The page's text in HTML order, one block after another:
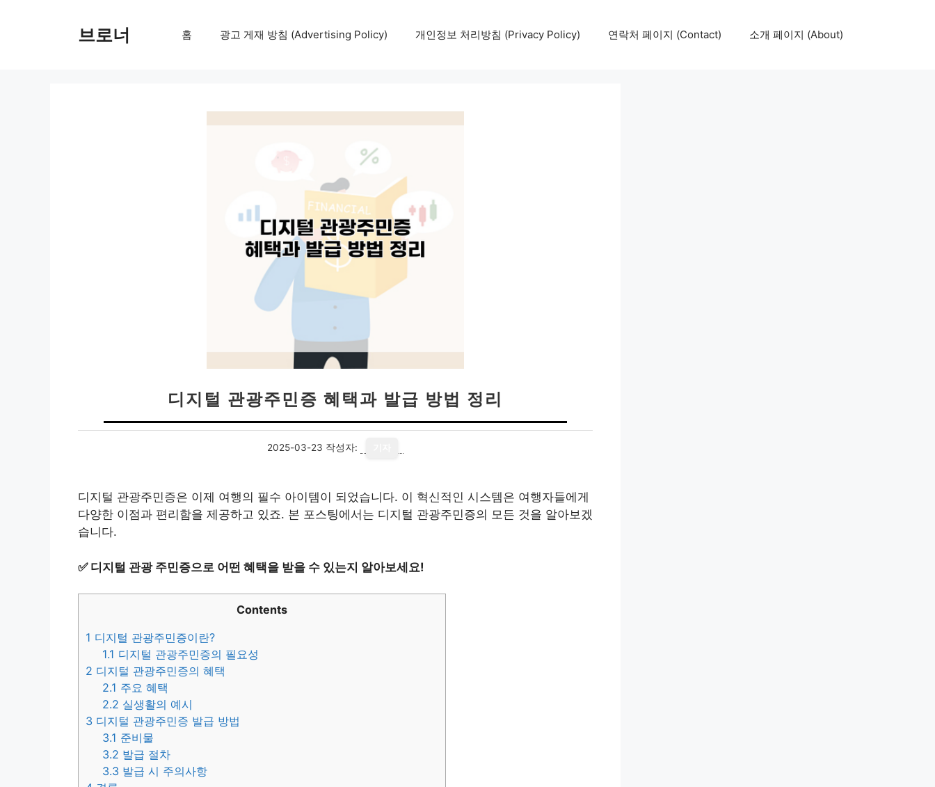
브로너 홈 광고 게재 방침 (Advertising Policy) 개인정보 처리방침 (Privacy Policy) 연락처 페이지 (Contact) 소개 페이지 (About)
디지털 관광주민증 혜택과 발급 방법 정리
2025-03-23 작성자:
디지털 관광주민증은 이제 여행의 필수 아이템이 되었습니다. 이 혁신적인 시스템은 여행자들에게
다양한 이점과 편리함을 제공하고 있죠. 본 포스팅에서는 디지털 관광주민증의 모든 것을 알아보겠
습니다.
✅ 디지털 관광 주민증으로 어떤 혜택을 받을 수 있는지 알아보세요!
Contents
1 디지털 관광주민증이란?
1.1 디지털 관광주민증의 필요성
2 디지털 관광주민증의 혜택
2.1 주요 혜택
2.2 실생활의 예시
3 디지털 관광주민증 발급 방법
3.1 준비물
3.2 발급 절차
3.3 발급 시 주의사항